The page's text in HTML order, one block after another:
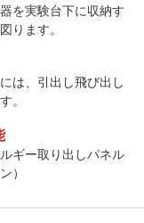
を実験台下に収納す
ります。
は、引出し飛び出し
。
ギー取り出しパネル
）